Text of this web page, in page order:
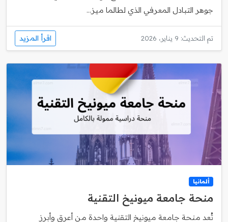
جوهر التبادل المعرفي الذي لطالما ميز...
تم التحديث: 9 يناير، 2026 اقرأ المزيد
ألمانيا
منحة جامعة ميونيخ التقنية
تُعد منحة جامعة ميونيخ التقنية واحدة من أعرق وأبرز